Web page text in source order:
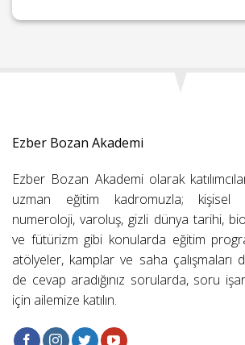
Ezber Bozan Akademi
Ezber Bozan Akademi olarak
uzman eğitim kadromuzla; kişisel
numeroloji, varoluş, gizli dünya tarihi,
ve fütürizm gibi konularda eğitim
atölyeler, kamplar ve saha çalışmaları
de cevap aradığınız sorularda, soru
için ailemize katılın.